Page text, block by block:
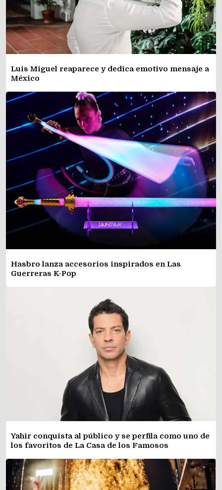
Luis Miguel reaparece y dedica emotivo mensaje a
México
Hasbro lanza accesorios inspirados en Las
Guerreras K-Pop
Yahir conquista al público y se perfila como uno de
los favoritos de La Casa de los Famosos